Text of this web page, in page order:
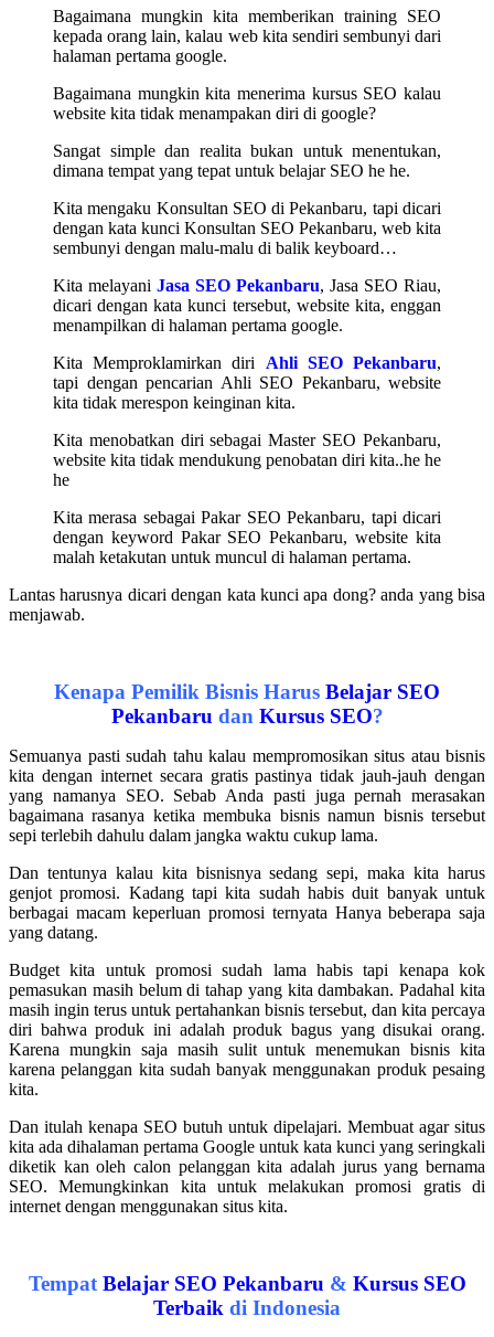
Bagaimana mungkin kita memberikan training SEO
kepada orang lain, kalau web kita sendiri sembunyi dari
halaman pertama google.
Bagaimana mungkin kita menerima kursus SEO kalau
website kita tidak menampakan diri di google?
Sangat simple dan realita bukan untuk menentukan,
dimana tempat yang tepat untuk belajar SEO he he.
Kita mengaku Konsultan SEO di Pekanbaru, tapi dicari
dengan kata kunci Konsultan SEO Pekanbaru, web kita
sembunyi dengan malu-malu di balik keyboard…
Kita melayani Jasa SEO Pekanbaru, Jasa SEO Riau,
dicari dengan kata kunci tersebut, website kita, enggan
menampilkan di halaman pertama google.
Kita Memproklamirkan diri Ahli SEO Pekanbaru,
tapi dengan pencarian Ahli SEO Pekanbaru, website
kita tidak merespon keinginan kita.
Kita menobatkan diri sebagai Master SEO Pekanbaru,
website kita tidak mendukung penobatan diri kita..he he
he
Kita merasa sebagai Pakar SEO Pekanbaru, tapi dicari
dengan keyword Pakar SEO Pekanbaru, website kita
malah ketakutan untuk muncul di halaman pertama.
Lantas harusnya dicari dengan kata kunci apa dong? anda yang bisa
menjawab.
Kenapa Pemilik Bisnis Harus Belajar SEO
Pekanbaru dan Kursus SEO?
Semuanya pasti sudah tahu kalau mempromosikan situs atau bisnis
kita dengan internet secara gratis pastinya tidak jauh-jauh dengan
yang namanya SEO. Sebab Anda pasti juga pernah merasakan
bagaimana rasanya ketika membuka bisnis namun bisnis tersebut
sepi terlebih dahulu dalam jangka waktu cukup lama.
Dan tentunya kalau kita bisnisnya sedang sepi, maka kita harus
genjot promosi. Kadang tapi kita sudah habis duit banyak untuk
berbagai macam keperluan promosi ternyata Hanya beberapa saja
yang datang.
Budget kita untuk promosi sudah lama habis tapi kenapa kok
pemasukan masih belum di tahap yang kita dambakan. Padahal kita
masih ingin terus untuk pertahankan bisnis tersebut, dan kita percaya
diri bahwa produk ini adalah produk bagus yang disukai orang.
Karena mungkin saja masih sulit untuk menemukan bisnis kita
karena pelanggan kita sudah banyak menggunakan produk pesaing
kita.
Dan itulah kenapa SEO butuh untuk dipelajari. Membuat agar situs
kita ada dihalaman pertama Google untuk kata kunci yang seringkali
diketik kan oleh calon pelanggan kita adalah jurus yang bernama
SEO. Memungkinkan kita untuk melakukan promosi gratis di
internet dengan menggunakan situs kita.
Tempat Belajar SEO Pekanbaru & Kursus SEO
Terbaik di Indonesia